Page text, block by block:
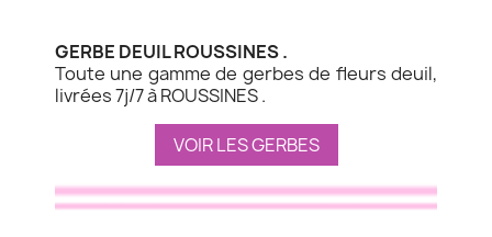
GERBE DEUIL ROUSSINES .
Toute une gamme de gerbes de fleurs deuil,
livrées 7j/7 à ROUSSINES .
VOIR LES GERBES